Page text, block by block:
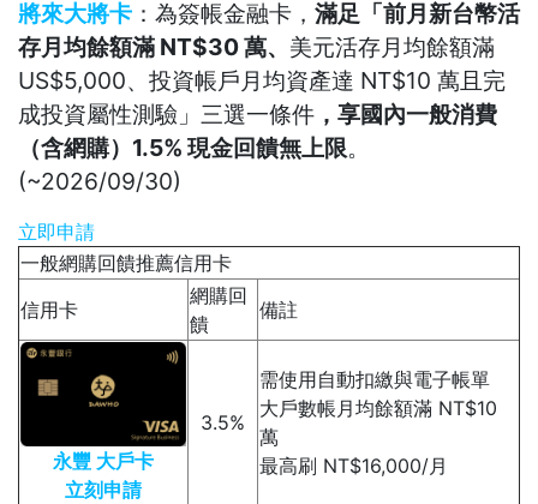
將來大將卡 ：為簽帳金融卡， 滿足「前月新台幣活
存月均餘額滿 NT$30 萬、 美元活存月均餘額滿
US$5,000、投資帳戶月均資產達 NT$10 萬且完
成投資屬性測驗」三選一條件 ，享國內一般消費
（含網購）1.5% 現金回饋無上限。
(~2026/09/30)
立即申請
一般網購回饋推薦信用卡
信用卡
網購回
饋
備註
永豐 大戶卡
立刻申請
3.5%
需使用自動扣繳與電子帳單
大戶數帳月均餘額滿 NT$10
萬
最高刷 NT$16,000/月